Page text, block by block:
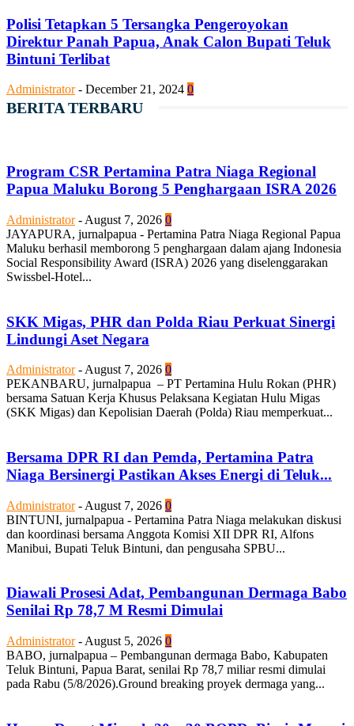
Polisi Tetapkan 5 Tersangka Pengeroyokan
Direktur Panah Papua, Anak Calon Bupati Teluk
Bintuni Terlibat
Administrator - December 21, 2024 0
BERITA TERBARU
Program CSR Pertamina Patra Niaga Regional
Papua Maluku Borong 5 Penghargaan ISRA 2026
Administrator - August 7, 2026 0
JAYAPURA, jurnalpapua - Pertamina Patra Niaga Regional Papua
Maluku berhasil memborong 5 penghargaan dalam ajang Indonesia
Social Responsibility Award (ISRA) 2026 yang diselenggarakan
Swissbel-Hotel...
SKK Migas, PHR dan Polda Riau Perkuat Sinergi
Lindungi Aset Negara
Administrator - August 7, 2026 0
PEKANBARU, jurnalpapua – PT Pertamina Hulu Rokan (PHR)
bersama Satuan Kerja Khusus Pelaksana Kegiatan Hulu Migas
(SKK Migas) dan Kepolisian Daerah (Polda) Riau memperkuat...
Bersama DPR RI dan Pemda, Pertamina Patra
Niaga Bersinergi Pastikan Akses Energi di Teluk...
Administrator - August 7, 2026 0
BINTUNI, jurnalpapua - Pertamina Patra Niaga melakukan diskusi
dan koordinasi bersama Anggota Komisi XII DPR RI, Alfons
Manibui, Bupati Teluk Bintuni, dan pengusaha SPBU...
Diawali Prosesi Adat, Pembangunan Dermaga Babo
Senilai Rp 78,7 M Resmi Dimulai
Administrator - August 5, 2026 0
BABO, jurnalpapua – Pembangunan dermaga Babo, Kabupaten
Teluk Bintuni, Papua Barat, senilai Rp 78,7 miliar resmi dimulai
pada Rabu (5/8/2026).Ground breaking proyek dermaga yang...